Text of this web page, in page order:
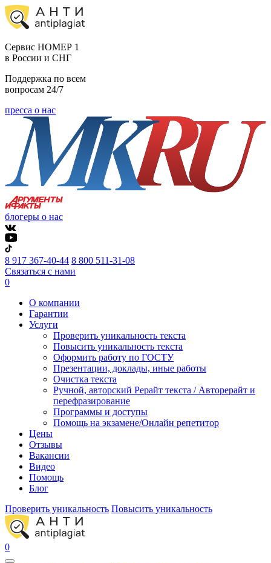
Cервис НОМЕР 1
в России и СНГ
Поддержка по всем
вопросам 24/7
пресса о нас
блогеры о нас
8 917 367-40-44 8 800 511-31-08
Связаться с нами
0
О компании
Гарантии
Услуги
Проверить уникальность текста
Повысить уникальность текста
Оформить работу по ГОСТУ
Презентации, доклады, иные работы
Очистка текста
Ручной, авторский Рерайт текста / Авторерайт и
перефразирование
Программы и доступы
Помощь на экзамене/Онлайн репетитор
Цены
Отзывы
Вакансии
Видео
Помощь
Блог
Проверить уникальность Повысить уникальность
0